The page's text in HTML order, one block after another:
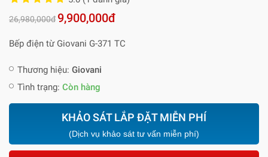
26,980,000đ 9,900,000đ
Bếp điện từ Giovani G-371 TC
Thương hiệu: Giovani
Tình trạng: Còn hàng
KHẢO SÁT LẮP ĐẶT MIỄN PHÍ
(Dịch vụ khảo sát tư vấn miễn phí)